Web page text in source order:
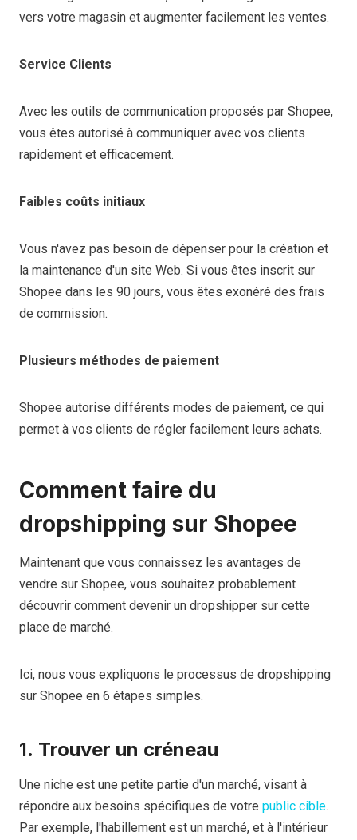
vers votre magasin et augmenter facilement les ventes.
Service Clients
Avec les outils de communication proposés par Shopee,
vous êtes autorisé à communiquer avec vos clients
rapidement et efficacement.
Faibles coûts initiaux
Vous n'avez pas besoin de dépenser pour la création et
la maintenance d'un site Web. Si vous êtes inscrit sur
Shopee dans les 90 jours, vous êtes exonéré des frais
de commission.
Plusieurs méthodes de paiement
Shopee autorise différents modes de paiement, ce qui
permet à vos clients de régler facilement leurs achats.
Comment faire du
dropshipping sur Shopee
Maintenant que vous connaissez les avantages de
vendre sur Shopee, vous souhaitez probablement
découvrir comment devenir un dropshipper sur cette
place de marché.
Ici, nous vous expliquons le processus de dropshipping
sur Shopee en 6 étapes simples.
1. Trouver un créneau
Une niche est une petite partie d'un marché, visant à
répondre aux besoins spécifiques de votre public cible.
Par exemple, l'habillement est un marché, et à l'intérieur